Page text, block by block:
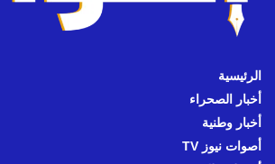
الرئيسية
أخبار الصحراء
أخبار وطنية
أصوات نيوز TV